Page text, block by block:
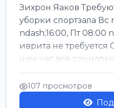
Зихрон Яаков
уборки спортзала Вс
ndash;16:00, Пт 08:00
иврита не требуется
шек час все
керен ишт...
107 просмотров